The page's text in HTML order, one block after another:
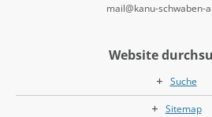
mail@kanu-schwaben-
Website
Suche
Sitemap